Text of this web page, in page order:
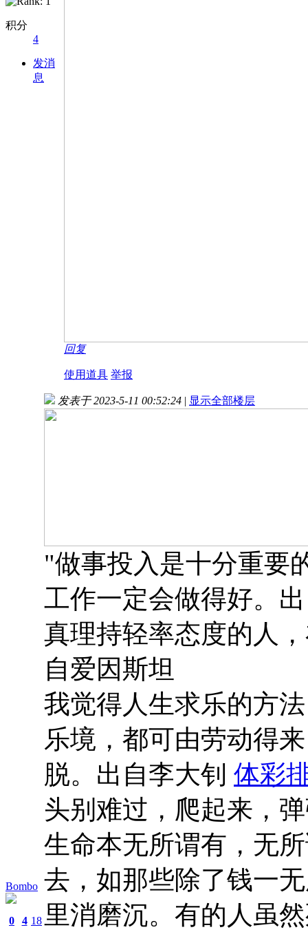
积分
4
发消
息
回复
使用道具 举报
Bombo
0 4 18
发表于 2023-5-11 00:52:24 | 显示全部楼层
"做事投入是十分重要
工作一定会做得好。
真理持轻率态度的人
自爱因斯坦
我觉得人生求乐的方
乐境，都可由劳动得
脱。出自李大钊 体彩
头别难过，爬起来，
生命本无所谓有，无
去，如那些除了钱一
里消磨沉。有的人虽